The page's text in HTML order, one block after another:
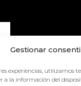
Gestionar
experiencias, utilizamos
a la información del